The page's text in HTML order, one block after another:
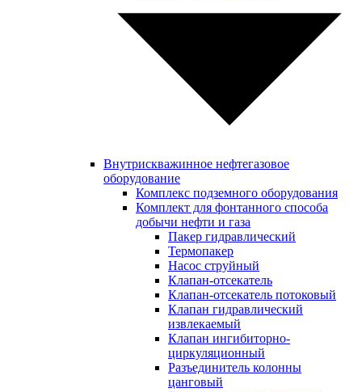
Внутрискважинное нефтегазовое
оборудование
Комплекс подземного оборудования
Комплект для фонтанного способа
добычи нефти и газа
Пакер гидравлический
Термопакер
Насос струйный
Клапан-отсекатель
Клапан-отсекатель потоковый
Клапан гидравлический
извлекаемый
Клапан ингибиторно-
циркуляционный
Разъединитель колонны
цанговый